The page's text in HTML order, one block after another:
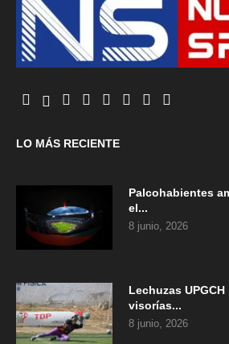
LO MÁS RECIENTE
Palcohabientes
el...
8 junio, 2026
Lechuzas
visorías...
8 junio, 2026